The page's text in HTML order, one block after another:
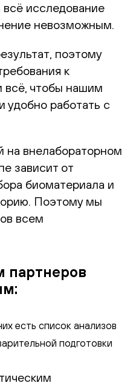
исследование
невозможным.
поэтому
к
всё, чтобы нашим
удобно работать с
на внелабораторном
зависит от
биоматериала и
Поэтому мы
всем
партнеров
есть список анализов
подготовки